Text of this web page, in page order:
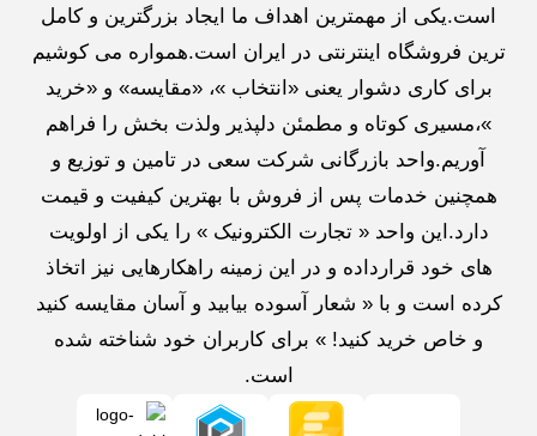
است.یکی از مهمترین اهداف ما ایجاد بزرگترین و کامل
ترین فروشگاه اینترنتی در ایران است.همواره می کوشیم
برای کاری دشوار یعنی «انتخاب »، «مقایسه» و «خرید
»،مسیری کوتاه و مطمئن دلپذیر ولذت بخش را فراهم
آوریم.واحد بازرگانی شرکت سعی در تامین و توزیع و
همچنین خدمات پس از فروش با بهترین کیفیت و قیمت
دارد.این واحد « تجارت الکترونیک » را یکی از اولویت
های خود قرارداده و در این زمینه راهکارهایی نیز اتخاذ
کرده است و با « شعار آسوده بیابید و آسان مقایسه کنید
و خاص خرید کنید! » برای کاربران خود شناخته شده
است.